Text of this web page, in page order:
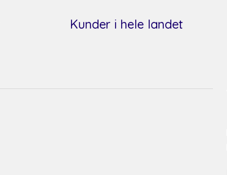
​Kunder i hele landet